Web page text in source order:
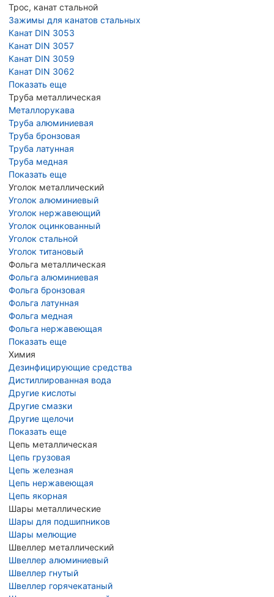
Трос, канат стальной
Зажимы для канатов стальных
Канат DIN 3053
Канат DIN 3057
Канат DIN 3059
Канат DIN 3062
Показать еще
Труба металлическая
Металлорукава
Труба алюминиевая
Труба бронзовая
Труба латунная
Труба медная
Показать еще
Уголок металлический
Уголок алюминиевый
Уголок нержавеющий
Уголок оцинкованный
Уголок стальной
Уголок титановый
Фольга металлическая
Фольга алюминиевая
Фольга бронзовая
Фольга латунная
Фольга медная
Фольга нержавеющая
Показать еще
Химия
Дезинфицирующие средства
Дистиллированная вода
Другие кислоты
Другие смазки
Другие щелочи
Показать еще
Цепь металлическая
Цепь грузовая
Цепь железная
Цепь нержавеющая
Цепь якорная
Шары металлические
Шары для подшипников
Шары мелющие
Швеллер металлический
Швеллер алюминиевый
Швеллер гнутый
Швеллер горячекатаный